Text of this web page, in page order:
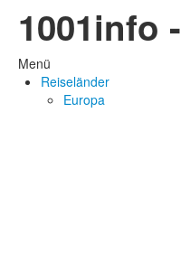
1001info -
Menü
Reiseländer
Europa